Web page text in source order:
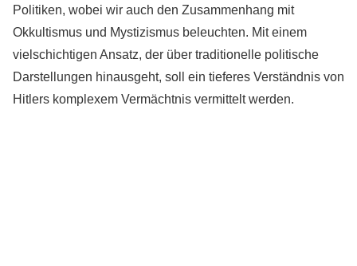
Politiken, wobei wir auch den Zusammenhang mit
Okkultismus und Mystizismus beleuchten. Mit einem
vielschichtigen Ansatz, der über traditionelle politische
Darstellungen hinausgeht, soll ein tieferes Verständnis von
Hitlers komplexem Vermächtnis vermittelt werden.